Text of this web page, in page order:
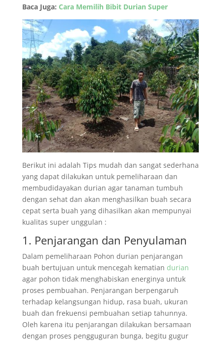
Baca Juga: Cara Memilih Bibit Durian Super
Berikut ini adalah Tips mudah dan sangat sederhana
yang dapat dilakukan untuk pemeliharaan dan
membudidayakan durian agar tanaman tumbuh
dengan sehat dan akan menghasilkan buah secara
cepat serta buah yang dihasilkan akan mempunyai
kualitas super unggulan :
1. Penjarangan dan Penyulaman
Dalam pemeliharaan Pohon durian penjarangan
buah bertujuan untuk mencegah kematian durian
agar pohon tidak menghabiskan energinya untuk
proses pembuahan. Penjarangan berpengaruh
terhadap kelangsungan hidup, rasa buah, ukuran
buah dan frekuensi pembuahan setiap tahunnya.
Oleh karena itu penjarangan dilakukan bersamaan
dengan proses pengguguran bunga, begitu gugur